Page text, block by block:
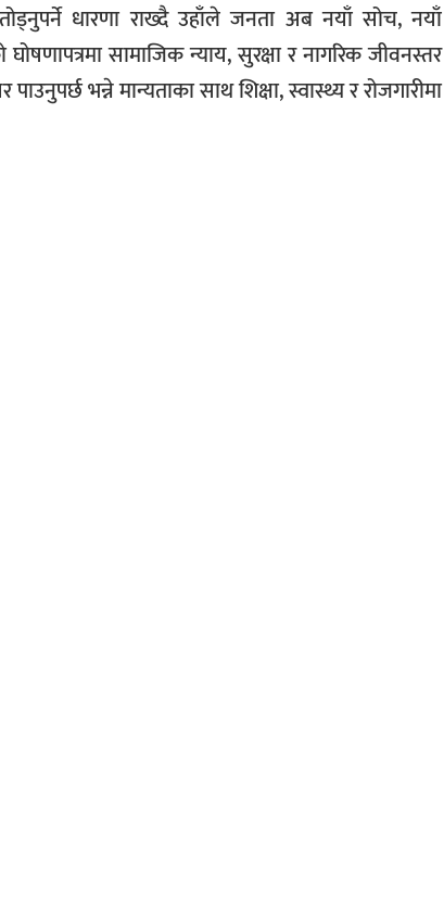
धारणा राख्दै उहाँले जनता अब नयाँ सोच, नयाँ
सामाजिक न्याय, सुरक्षा र नागरिक जीवनस्तर
भन्ने मान्यताका साथ शिक्षा, स्वास्थ्य र रोजगारीमा